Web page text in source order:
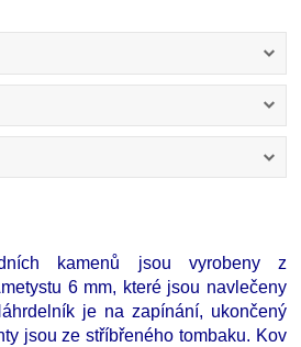
kamenů jsou vyrobeny z
6 mm, které jsou navlečeny
je na zapínání, ukončený
jsou ze stříbřeného tombaku. Kov